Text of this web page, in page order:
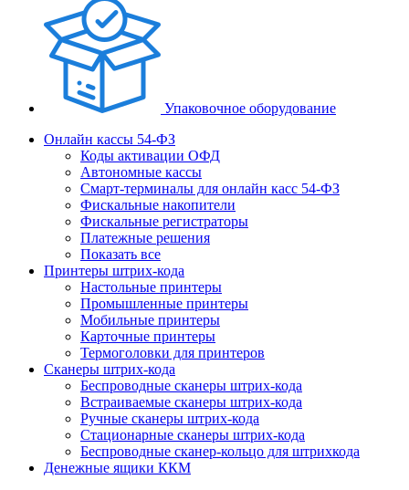
Упаковочное оборудование
Онлайн кассы 54-ФЗ
Коды активации ОФД
Автономные кассы
Смарт-терминалы для онлайн касс 54-ФЗ
Фискальные накопители
Фискальные регистраторы
Платежные решения
Показать все
Принтеры штрих-кода
Настольные принтеры
Промышленные принтеры
Мобильные принтеры
Карточные принтеры
Термоголовки для принтеров
Сканеры штрих-кода
Беспроводные сканеры штрих-кода
Встраиваемые сканеры штрих-кода
Ручные сканеры штрих-кода
Стационарные сканеры штрих-кода
Беспроводные сканер-кольцо для штрихкода
Денежные ящики ККМ